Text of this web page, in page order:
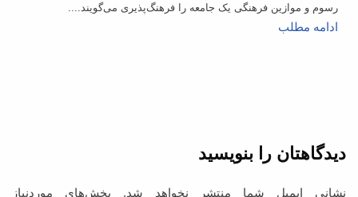
رسوم و موازین فرهنگی یک جامعه را فرهنگ‌پذیری می‌گویند....
ادامه مطلب
دیدگاهتان را بنویسید
نشانی ایمیل شما منتشر نخواهد شد. بخش‌های موردنیاز